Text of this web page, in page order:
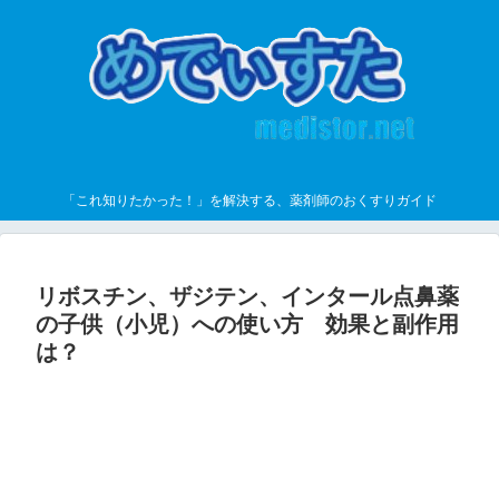
「これ知りたかった！」を解決する、薬剤師のおくすりガイド
リボスチン、ザジテン、インタール点鼻薬
の子供（小児）への使い方 効果と副作用
は？